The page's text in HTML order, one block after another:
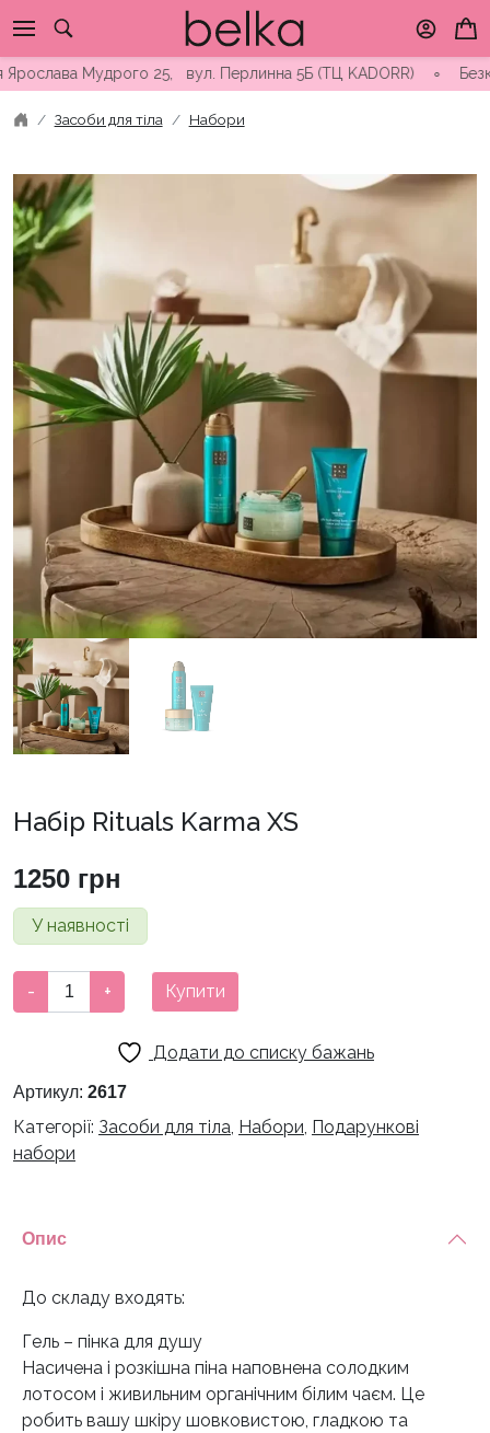
to
contentМудрого 25, вул. Перлинна 5Б (ТЦ KADORR) ∘
Засоби для тіла Набори
Набір Rituals Karma XS
1250 грн
У наявності
Rituals
кількість
- + Купити
Додати до списку бажань
Артикул: 2617
Категорії: Засоби для тіла, Набори, Подарункові
набори
Опис
До складу входять:
Гель – пінка для душу
Насичена і розкішна піна наповнена солодким
лотосом і живильним органічним білим чаєм. Це
робить вашу шкіру шовковистою, гладкою та